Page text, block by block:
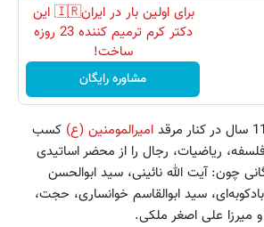
برای اولین بار در ایران🇮🇷 این
دکتر کرم ترمیم کننده 23 روزه
ساخت!
مشاوره رایگان
امیرالمومنین (ع) کسب
ریاضیات، رجال را از محضر اساتیدی
چون: آیت الله نائینی، سید ابوالحسن
سید ابوالقاسم خوانساری، حجت،
و میرزا علی اصغر ملکی.